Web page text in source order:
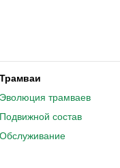
Трамваи
Эволюция трамваев
Подвижной состав
Обслуживание